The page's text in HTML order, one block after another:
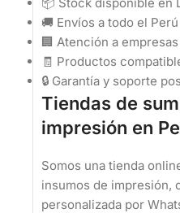
🚚 Envíos a todo el Perú
🏢 Atención a
🧾 Productos
🔒 Garantía y soporte
Tiendas de
impresión en
Somos una tienda
insumos de impresión,
personalizada por